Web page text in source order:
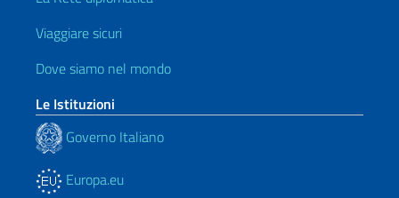
Viaggiare sicuri
Dove siamo nel mondo
Le Istituzioni
Governo Italiano
Europa.eu